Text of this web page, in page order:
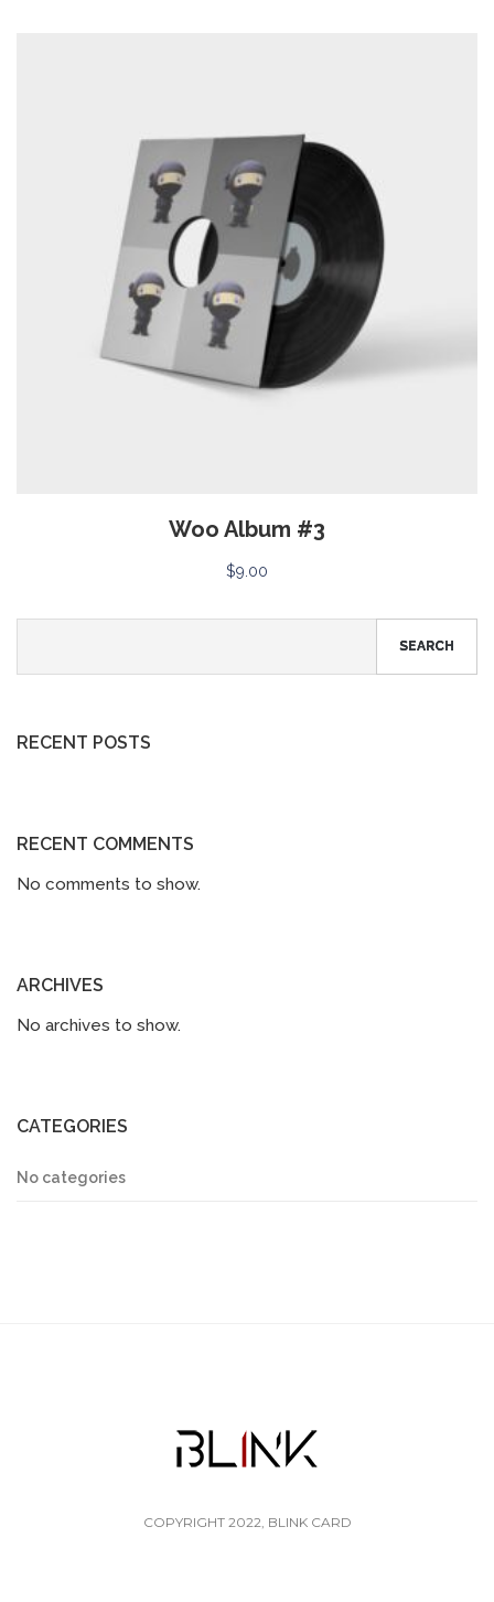
Woo Album #3
$9.00
SEARCH
RECENT POSTS
RECENT COMMENTS
No comments to show.
ARCHIVES
No archives to show.
CATEGORIES
No categories
COPYRIGHT 2022, BLINK CARD